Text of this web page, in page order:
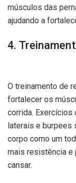
músculos das
ajudando a
4.
O treinamento de
fortalecer os
corrida. Exercícios
laterais e burpees
corpo como um
mais resistência e
cansar.